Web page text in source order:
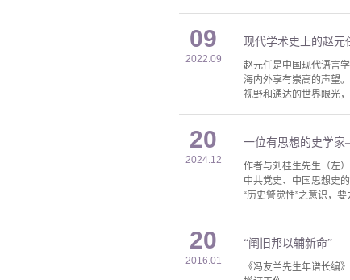
09
2022.09
现代学术史上的赵元
赵元任是中国现代语言
海内外享有崇高的声望
视野和通达的世界眼光
20
2024.12
一位有思想的史学
作者与刘桂生先生（左
中共党史、中国思想史
“历史警觉性”之意识，
20
2016.01
“阐旧邦以辅新命
《冯友兰先生年谱长编